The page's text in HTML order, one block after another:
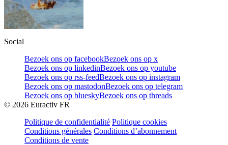
Social
Bezoek ons op facebookBezoek ons op x
Bezoek ons op linkedinBezoek ons op youtube
Bezoek ons op rss-feedBezoek ons op instagram
Bezoek ons op mastodonBezoek ons op telegram
Bezoek ons op blueskyBezoek ons op threads
© 2026 Euractiv FR
Politique de confidentialité Politique cookies
Conditions générales Conditions d’abonnement
Conditions de vente